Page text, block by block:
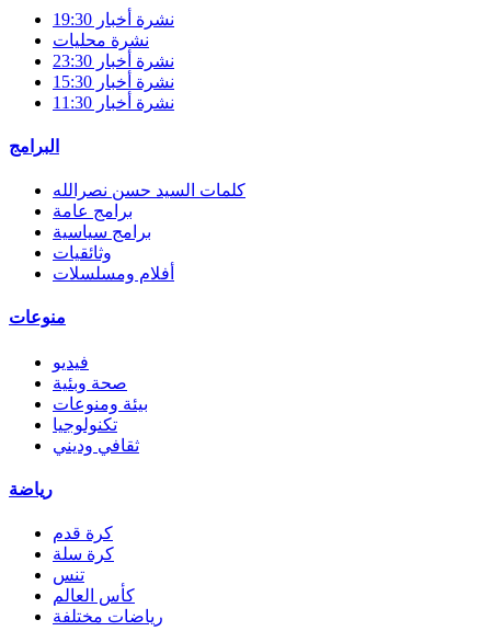
نشرة أخبار 19:30
نشرة محليات
نشرة أخبار 23:30
نشرة أخبار 15:30
نشرة أخبار 11:30
البرامج
كلمات السيد حسن نصرالله
برامج عامة
برامج سياسية
وثائقيات
أفلام ومسلسلات
منوعات
فيديو
صحة وبئية
بيئة ومنوعات
تكنولوجيا
ثقافي وديني
رياضة
كرة قدم
كرة سلة
تنس
كأس العالم
رياضات مختلفة